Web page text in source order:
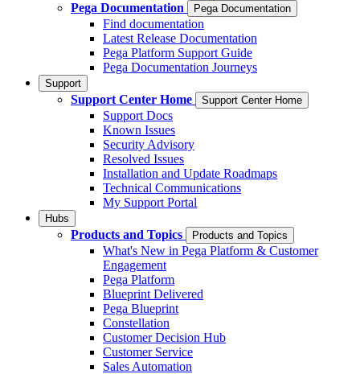
Pega Documentation
Pega Documentation
Find documentation
Latest Release Documentation
Pega Platform Support Guide
Pega Documentation Journeys
Support
Support Center Home Support Center Home
Support Docs
Known Issues
Security Advisory
Resolved Issues
Installation and Update Roadmaps
Technical Communications
My Support Portal
Hubs
Products and Topics Products and Topics
What's New in Pega Platform & Customer
Engagement
Pega Platform
Blueprint Delivered
Pega Blueprint
Constellation
Customer Decision Hub
Customer Service
Sales Automation